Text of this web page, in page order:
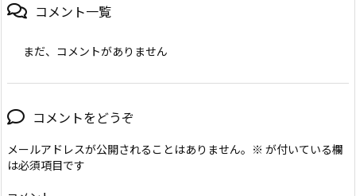
コメント一覧
まだ、コメントがありません
コメントをどうぞ
メールアドレスが公開されることはありません。 ※ が付いている欄
は必須項目です